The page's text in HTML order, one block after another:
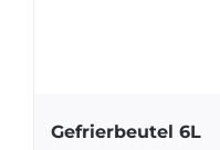
Gefrierbeutel 6L